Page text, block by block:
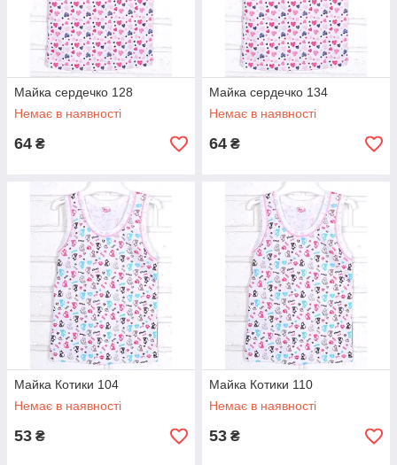
Майка сердечко 128
Немає в наявності
64 ₴
Майка сердечко 134
Немає в наявності
64 ₴
Майка Котики 104
Немає в наявності
53 ₴
Майка Котики 110
Немає в наявності
53 ₴